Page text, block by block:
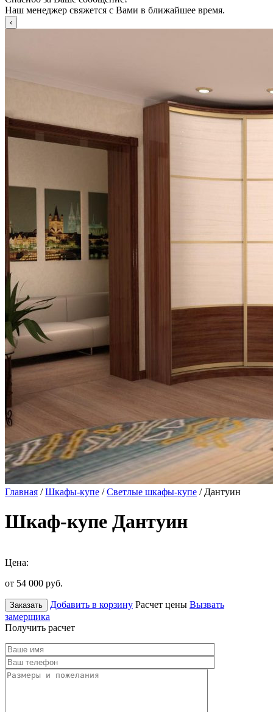
Наш менеджер свяжется с Вами в ближайшее время.
Главная /Шкафы-купе /Светлые шкафы-купе / Дантуин
Шкаф-купе Дантуин
Цена:
от 54 000 руб.
Заказать Добавить в корзину Расчет цены Вызвать
замерщика
Получить расчет